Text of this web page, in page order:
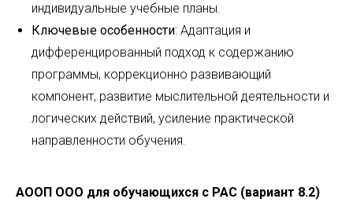
индивидуальные учебные планы.
Ключевые особенности: Адаптация и
дифференцированный подход к содержанию
программы, коррекционно развивающий
компонент, развитие мыслительной деятельности и
логических действий, усиление практической
направленности обучения.
АООП ООО для обучающихся с РАС (вариант 8.2)